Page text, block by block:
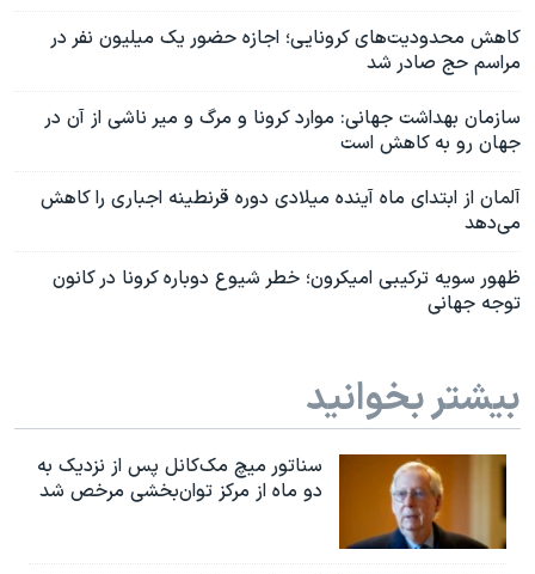
کاهش محدودیت‌های کرونایی؛ اجازه حضور یک میلیون نفر در
مراسم حج صادر شد
سازمان بهداشت جهانی: موارد کرونا و مرگ و میر ناشی از آن در
جهان رو به کاهش است
آلمان از ابتدای ماه آینده میلادی دوره قرنطینه اجباری را کاهش
می‌دهد
ظهور سویه ترکیبی امیکرون؛ خطر شیوع دوباره کرونا در کانون‌
توجه‌ جهانی
بیشتر بخوانید
سناتور میچ مک‌کانل پس از نزدیک به
دو ماه از مرکز توان‌بخشی مرخص شد